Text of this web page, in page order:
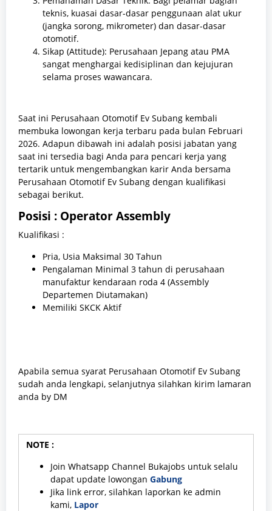
teknis, kuasai dasar-dasar penggunaan alat ukur
(jangka sorong, mikrometer) dan dasar-dasar
otomotif.
Sikap (Attitude): Perusahaan Jepang atau PMA
sangat menghargai kedisiplinan dan kejujuran
selama proses wawancara.
Saat ini Perusahaan Otomotif Ev Subang kembali
membuka lowongan kerja terbaru pada bulan Februari
2026. Adapun dibawah ini adalah posisi jabatan yang
saat ini tersedia bagi Anda para pencari kerja yang
tertarik untuk mengembangkan karir Anda bersama
Perusahaan Otomotif Ev Subang dengan kualifikasi
sebagai berikut.
Posisi : Operator Assembly
Kualifikasi :
Pria, Usia Maksimal 30 Tahun
Pengalaman Minimal 3 tahun di perusahaan
manufaktur kendaraan roda 4 (Assembly
Departemen Diutamakan)
Memiliki SKCK Aktif
Apabila semua syarat Perusahaan Otomotif Ev Subang
sudah anda lengkapi, selanjutnya silahkan kirim lamaran
anda by DM
NOTE :
Join Whatsapp Channel Bukajobs untuk selalu
dapat update lowongan Gabung
Jika link error, silahkan laporkan ke admin
kami, Lapor